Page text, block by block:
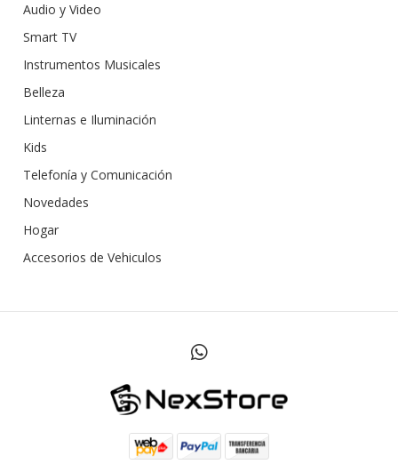
Audio y Video
Smart TV
Instrumentos Musicales
Belleza
Linternas e Iluminación
Kids
Telefonía y Comunicación
Novedades
Hogar
Accesorios de Vehiculos